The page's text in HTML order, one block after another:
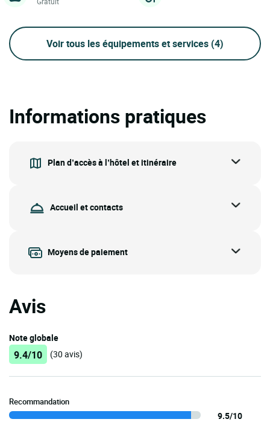
Voir tous les équipements et services (4)
Informations pratiques
Plan d’accès à l’hôtel et itinéraire
Accueil et contacts
Moyens de paiement
Avis
Note globale
9.4/10 (30 avis)
Recommandation
9.5/10